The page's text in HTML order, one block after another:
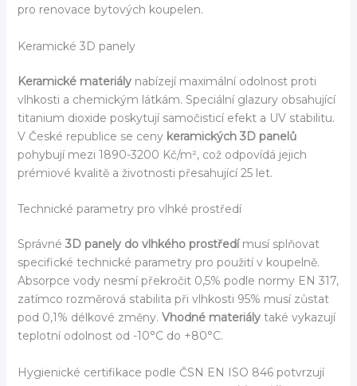
pro renovace bytových koupelen.
Keramické 3D panely
Keramické materiálynabízejí maximální odolnost proti
vlhkosti a chemickým látkám. Speciální glazury obsahující
titanium dioxide poskytují samočisticí efekt a UV stabilitu.
V České republice se ceny keramických 3D panelů
pohybují mezi 1890-3200 Kč/m², což odpovídá jejich
prémiové kvalitě a životnosti přesahující 25 let.
Technické parametry pro vlhké prostředí
Správné 3D panely do vlhkého prostředímusí splňovat
specifické technické parametry pro použití v koupelně.
Absorpce vody nesmí překročit 0,5% podle normy EN 317,
zatímco rozměrová stabilita při vlhkosti 95% musí zůstat
pod 0,1% délkové změny. Vhodné materiálytaké vykazují
teplotní odolnost od -10°C do +80°C.
Hygienické certifikace podle ČSN EN ISO 846 potvrzují